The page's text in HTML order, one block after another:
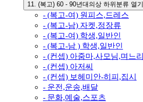
11. (복고) 60 - 90년대의상 하위분류 열기
- (복고-여) 원피스,드레스
- (복고-남) 자켓,정장류
- (복고-여) 학생,일반인
- (복고-남 ) 학생,일반인
- (컨셉) 아줌마,사모님,며느리
- (컨셉) 아저씨
- (컨셉) 보헤미안-히피,집시
- 운전,운송,배달
- 문화,예술,스포츠